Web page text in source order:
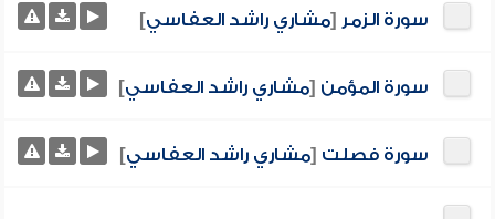
سورة الزمر [مشاري راشد العفاسي]
سورة المؤمن [مشاري راشد العفاسي]
سورة فصلت [مشاري راشد العفاسي]